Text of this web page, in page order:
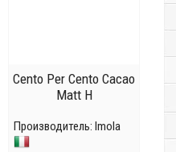
Cento Per Cento Cacao
Matt H
Производитель: Imola